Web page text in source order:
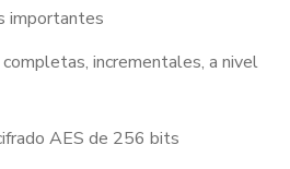
importantes
incrementales, a nivel
AES de 256 bits